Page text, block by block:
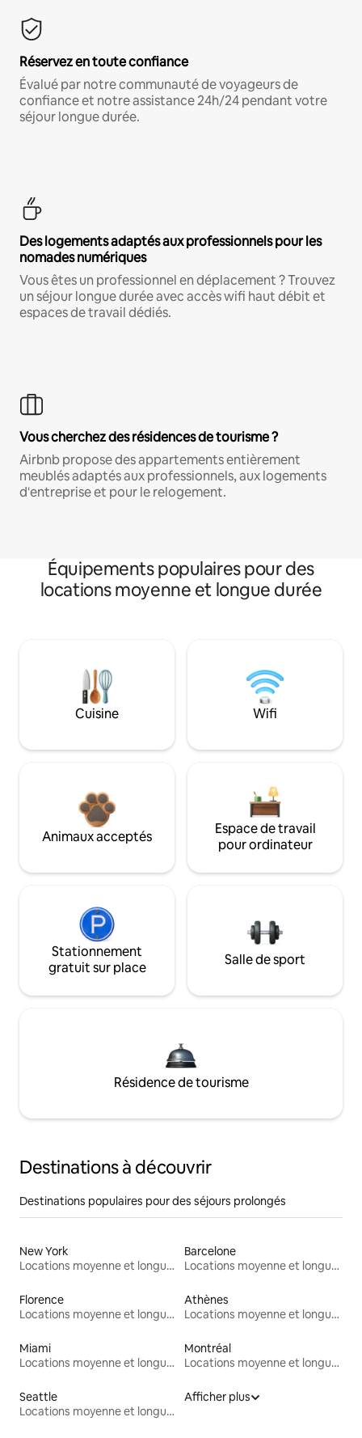
Réservez en toute confiance
Évalué par notre communauté de voyageurs de
confiance et notre assistance 24h/24 pendant votre
séjour longue durée.
Des logements adaptés aux professionnels pour les
nomades numériques
Vous êtes un professionnel en déplacement ? Trouvez
un séjour longue durée avec accès wifi haut débit et
espaces de travail dédiés.
Vous cherchez des résidences de tourisme ?
Airbnb propose des appartements entièrement
meublés adaptés aux professionnels, aux logements
d'entreprise et pour le relogement.
Équipements populaires pour des
locations moyenne et longue durée
Cuisine Wifi
Animaux acceptés
Espace de travail
pour ordinateur
Stationnement
gratuit sur place
Salle de sport
Résidence de tourisme
Destinations à découvrir
Destinations populaires pour des séjours prolongés
New York
Locations moyenne et longue durée
Barcelone
Locations moyenne et longue durée
Florence
Locations moyenne et longue durée
Athènes
Locations moyenne et longue durée
Miami
Locations moyenne et longue durée
Montréal
Locations moyenne et longue durée
Seattle
Locations moyenne et longue durée
Afficher plus